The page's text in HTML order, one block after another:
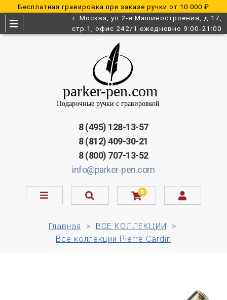
Бесплатная гравировка при заказе ручки от 10 000 ₽
г. Москва, ул.2-я Машиностроения, д.17,
стр.1, офис 242/1 ежедневно 9:00-21:00
8 (495) 128-13-57
8 (812) 409-30-21
8 (800) 707-13-52
info@parker-pen.com
0
Главная
ВСЕ КОЛЛЕКЦИИ
Все коллекции Pierre Cardin